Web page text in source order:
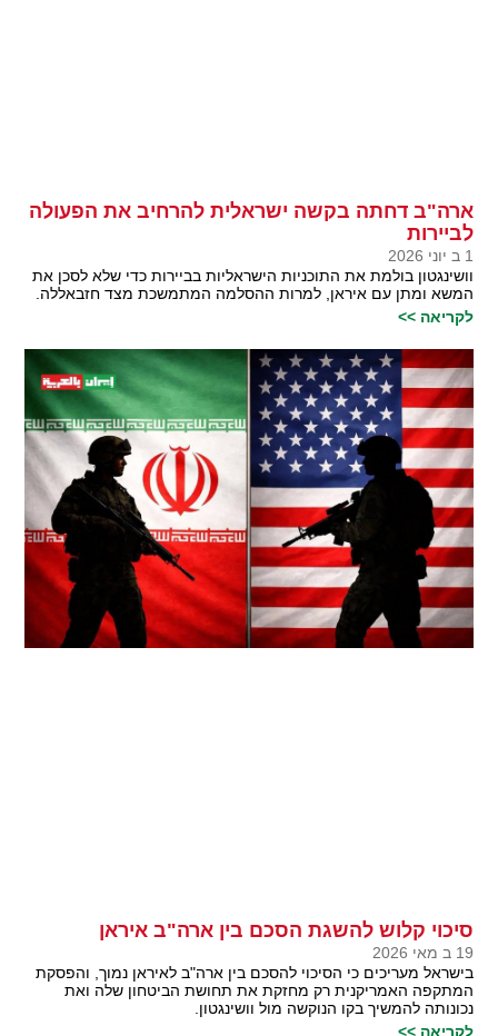
ארה"ב דחתה בקשה ישראלית להרחיב את הפעולה
לביירות
1 ב יוני 2026
וושינגטון בולמת את התוכניות הישראליות בביירות כדי שלא לסכן את
המשא ומתן עם איראן, למרות ההסלמה המתמשכת מצד חזבאללה.
לקריאה >>
סיכוי קלוש להשגת הסכם בין ארה"ב איראן
19 ב מאי 2026
בישראל מעריכים כי הסיכוי להסכם בין ארה"ב לאיראן נמוך, והפסקת
המתקפה האמריקנית רק מחזקת את תחושת הביטחון שלה ואת
נכונותה להמשיך בקו הנוקשה מול וושינגטון.
לקריאה >>